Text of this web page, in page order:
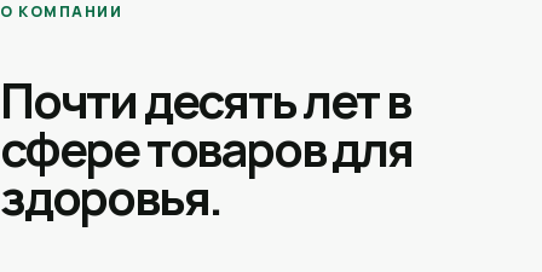
О КОМПАНИИ
Почти десять лет в
сфере товаров для
здоровья.